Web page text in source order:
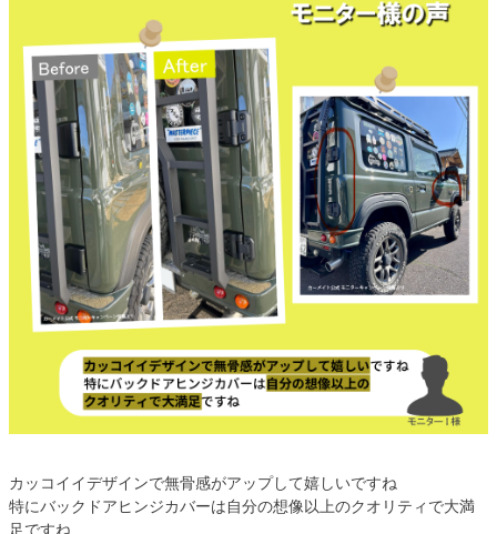
カッコイイデザインで無骨感がアップして嬉しいですね
特にバックドアヒンジカバーは自分の想像以上のクオリティで大満
足ですね